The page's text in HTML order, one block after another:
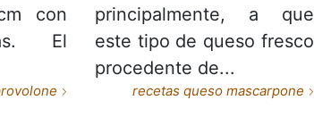
con
El
principalmente, a que
este tipo de queso fresco
procedente de...
recetas queso mascarpone